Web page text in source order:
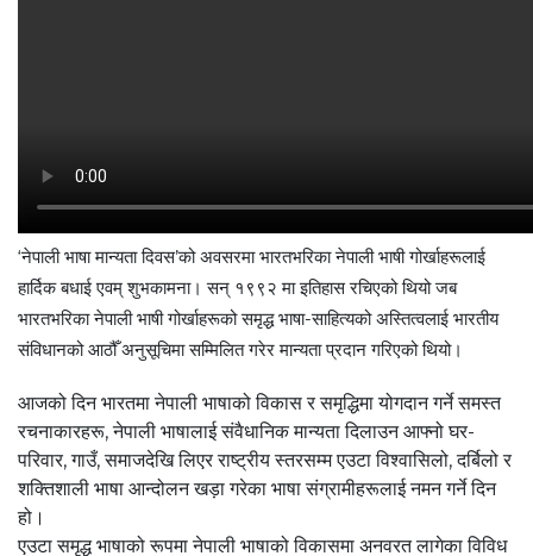
‘नेपाली भाषा मान्यता दिवस’को अवसरमा भारतभरिका नेपाली भाषी गोर्खाहरूलाई
हार्दिक बधाई एवम् शुभकामना। सन् १९९२ मा इतिहास रचिएको थियो जब
भारतभरिका नेपाली भाषी गोर्खाहरूको समृद्ध भाषा-साहित्यको अस्तित्वलाई भारतीय
संविधानको आठौँ अनुसूचिमा सम्मिलित गरेर मान्यता प्रदान गरिएको थियो।
आजको दिन भारतमा नेपाली भाषाको विकास र समृद्धिमा योगदान गर्ने समस्त
रचनाकारहरू, नेपाली भाषालाई संवैधानिक मान्यता दिलाउन आफ्नो घर-
परिवार, गाउँ, समाजदेखि लिएर राष्ट्रीय स्तरसम्म एउटा विश्वासिलो, दर्बिलो र
शक्तिशाली भाषा आन्दोलन खड़ा गरेका भाषा संग्रामीहरूलाई नमन गर्ने दिन
हो।
एउटा समृद्ध भाषाको रूपमा नेपाली भाषाको विकासमा अनवरत लागेका विविध